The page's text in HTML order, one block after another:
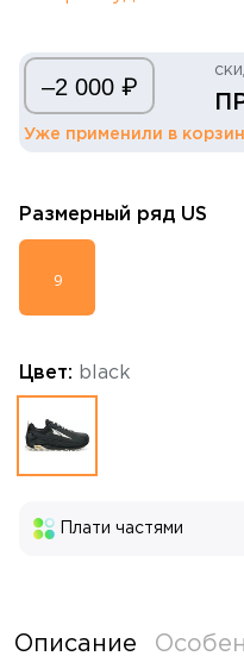
–2 000 ₽
Уже применили в
Размерный ряд US
9
Цвет: black
Плати частями
Описание